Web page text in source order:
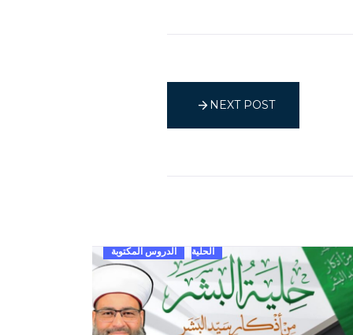
NEXT POST
الحلية الدروس المكتوبة